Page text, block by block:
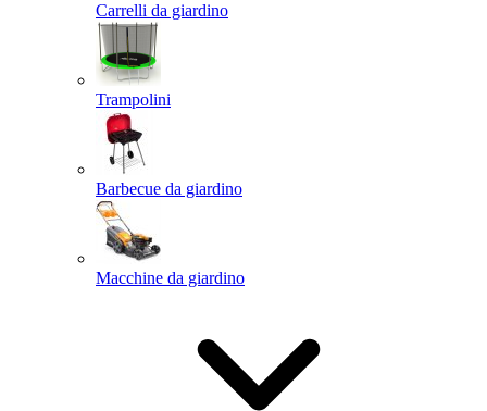
Carrelli da giardino
Trampolini
Barbecue da giardino
Macchine da giardino